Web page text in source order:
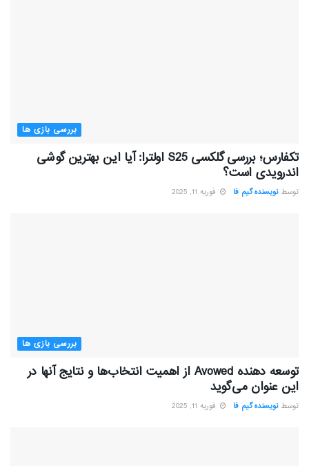
بررسی بازی ها
تکفارس؛ بررسی گلکسی S25 اولترا: آیا این بهترین گوشی
اندرویدی است؟
توسط نویسنده گیم فا فوریه 11, 2025
بررسی بازی ها
توسعه دهنده Avowed از اهمیت انتخاب‌ها و نتایج آنها در
این عنوان می‌گوید
توسط نویسنده گیم فا فوریه 11, 2025